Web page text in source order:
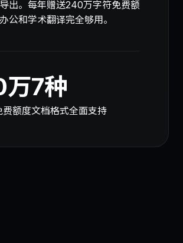
出。每年赠送240万字符免费额
公和学术翻译完全够用。
额度
7种
文档格式全面支持